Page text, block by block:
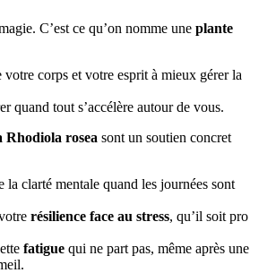
C’est ce qu’on nomme une plante
corps et votre esprit à mieux gérer la
quand tout s’accélère autour de vous.
Rhodiola rosea sont un soutien concret
la clarté mentale quand les journées sont
résilience face au stress, qu’il soit pro
fatigue qui ne part pas, même après une